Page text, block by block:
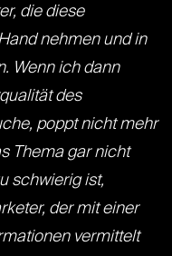
die diese
nehmen und in
Wenn ich dann
des
poppt nicht mehr
Thema gar nicht
schwierig ist,
der mit einer
vermittelt